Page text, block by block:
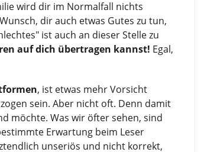
wird dir im Normalfall nichts
dir auch etwas Gutes zu tun,
ist auch an dieser Stelle zu
auf dich übertragen kannst! Egal,
, ist etwas mehr Vorsicht
sein. Aber nicht oft. Denn damit
möchte. Was wir öfter sehen, sind
Erwartung beim Leser
unseriös und nicht korrekt,